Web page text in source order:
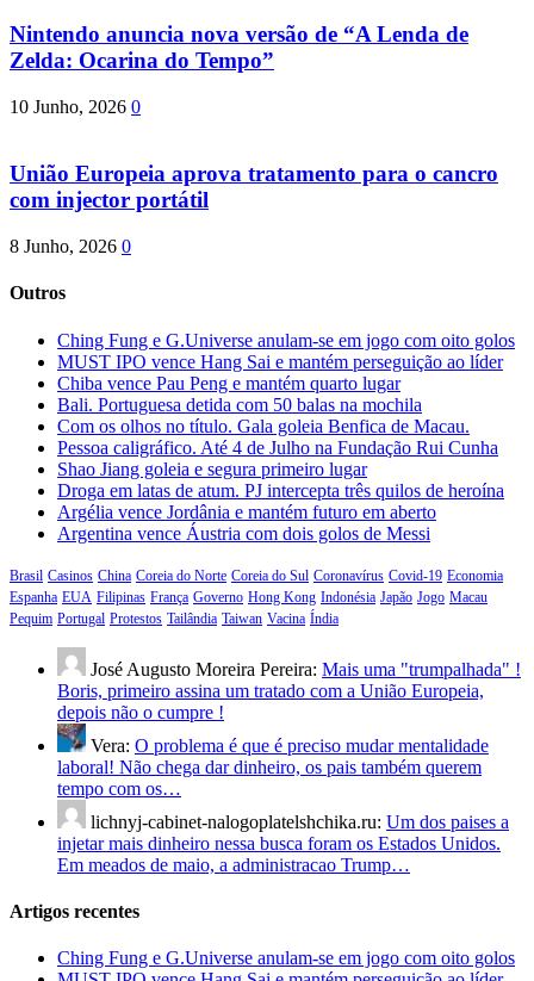
Nintendo anuncia nova versão de “A Lenda de
Zelda: Ocarina do Tempo”
10 Junho, 2026 0
União Europeia aprova tratamento para o cancro
com injector portátil
8 Junho, 2026 0
Outros
Ching Fung e G.Universe anulam-se em jogo com oito golos
MUST IPO vence Hang Sai e mantém perseguição ao líder
Chiba vence Pau Peng e mantém quarto lugar
Bali. Portuguesa detida com 50 balas na mochila
Com os olhos no título. Gala goleia Benfica de Macau.
Pessoa caligráfico. Até 4 de Julho na Fundação Rui Cunha
Shao Jiang goleia e segura primeiro lugar
Droga em latas de atum. PJ intercepta três quilos de heroína
Argélia vence Jordânia e mantém futuro em aberto
Argentina vence Áustria com dois golos de Messi
Brasil Casinos China Coreia do Norte Coreia do Sul Coronavírus Covid-19 Economia
Espanha EUA Filipinas França Governo Hong Kong Indonésia Japão Jogo Macau
Pequim Portugal Protestos Tailândia Taiwan Vacina Índia
José Augusto Moreira Pereira: Mais uma "trumpalhada" !
Boris, primeiro assina um tratado com a União Europeia,
depois não o cumpre !
Vera: O problema é que é preciso mudar mentalidade
laboral! Não chega dar dinheiro, os pais também querem
tempo com os…
lichnyj-cabinet-nalogoplatelshchika.ru: Um dos paises a
injetar mais dinheiro nessa busca foram os Estados Unidos.
Em meados de maio, a administracao Trump…
Artigos recentes
Ching Fung e G.Universe anulam-se em jogo com oito golos